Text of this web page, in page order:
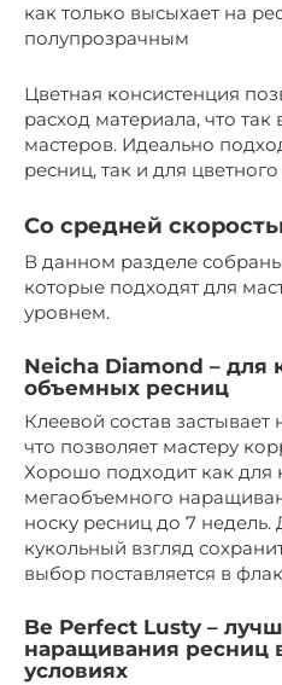
как только высыхает на
полупрозрачным
Цветная консистенция
расход материала, что
мастеров. Идеально
ресниц, так и для
Со средней
В данном разделе
которые подходят для
уровнем.
Neicha Diamond – для
объемных ресниц
Клеевой состав застывает
что позволяет мастеру
Хорошо подходит как для
мегаобъемного
носку ресниц до 7
кукольный взгляд
выбор поставляется в
Be Perfect Lusty –
наращивания ресниц
условиях